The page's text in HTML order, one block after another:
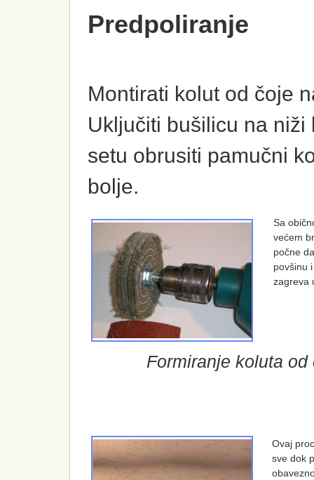
Predpoliranje
Montirati kolut od čoje
Uključiti bušilicu na
setu obrusiti pamučni
bolje.
Sa
većem
počne
povšinu
zagreva
Formiranje koluta od
Ovaj
sve dok